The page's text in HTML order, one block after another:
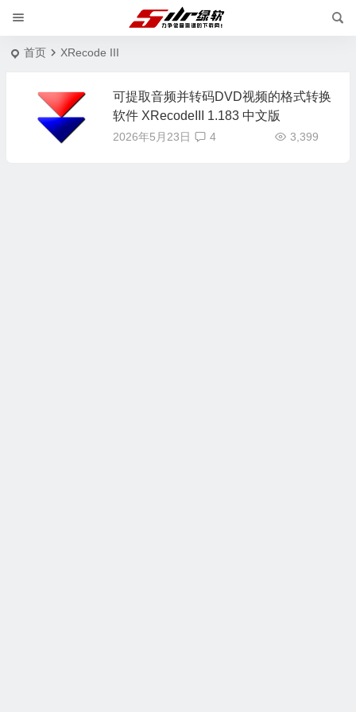
首页 XRecode III
可提取音频并转码DVD视频的格式转换
软件 XRecodeIII 1.183 中文版
2026年5月23日 3,399
4